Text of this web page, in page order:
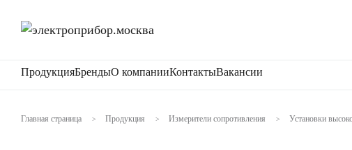
ПродукцияБрендыО компанииКонтактыВакансии
Главная страница > Продукция > Измерители сопротивления > Установки